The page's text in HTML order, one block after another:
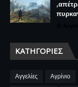
ΚΑΤΗΓΟΡΊΕΣ
Αγγελίες Αγρίνιο